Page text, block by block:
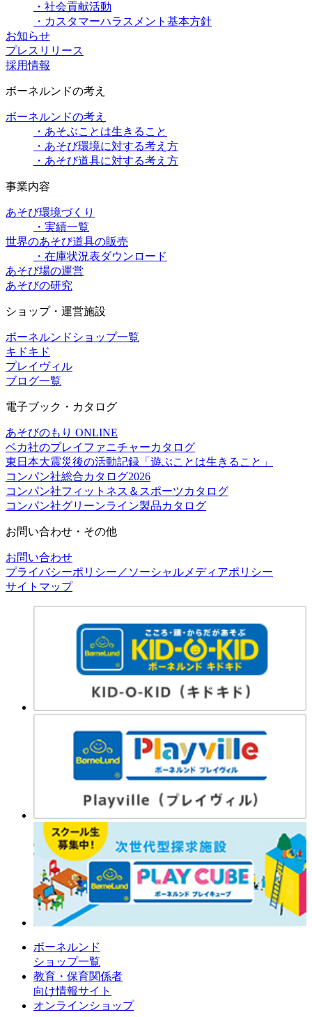
・社会貢献活動
・カスタマーハラスメント基本方針
お知らせ
プレスリリース
採用情報
ボーネルンドの考え
ボーネルンドの考え
・あそぶことは生きること
・あそび環境に対する考え方
・あそび道具に対する考え方
事業内容
あそび環境づくり
・実績一覧
世界のあそび道具の販売
・在庫状況表ダウンロード
あそび場の運営
あそびの研究
ショップ・運営施設
ボーネルンドショップ一覧
キドキド
プレイヴィル
ブログ一覧
電子ブック・カタログ
あそびのもり ONLINE
ベカ社のプレイファニチャーカタログ
東日本大震災後の活動記録「遊ぶことは生きること」
コンパン社総合カタログ2026
コンパン社フィットネス＆スポーツカタログ
コンパン社グリーンライン製品カタログ
お問い合わせ・その他
お問い合わせ
プライバシーポリシー／ソーシャルメディアポリシー
サイトマップ
ボーネルンド
ショップ一覧
教育・保育関係者
向け情報サイト
オンラインショップ